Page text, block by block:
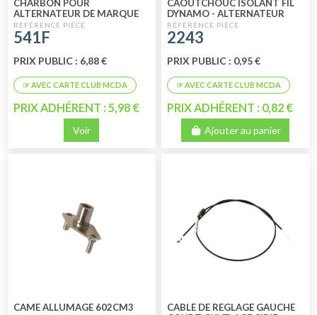
CHARBON POUR
ALTERNATEUR DE MARQUE
FEMSA
541F
PRIX PUBLIC : 6,88 €
PRIX ADHÉRENT : 5,98 €
Voir
CAOUTCHOUC ISOLANT FIL
DYNAMO - ALTERNATEUR
2243
PRIX PUBLIC : 0,95 €
PRIX ADHÉRENT : 0,82 €
Ajouter au panier
CAME ALLUMAGE 602CM3
CABLE DE REGLAGE GAUCHE